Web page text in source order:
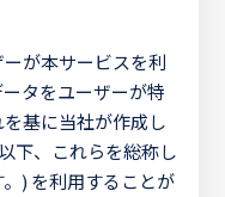
が本サービスを利
タをユーザーが特
基に当社が作成し
下、これらを総称し
) を利用することが